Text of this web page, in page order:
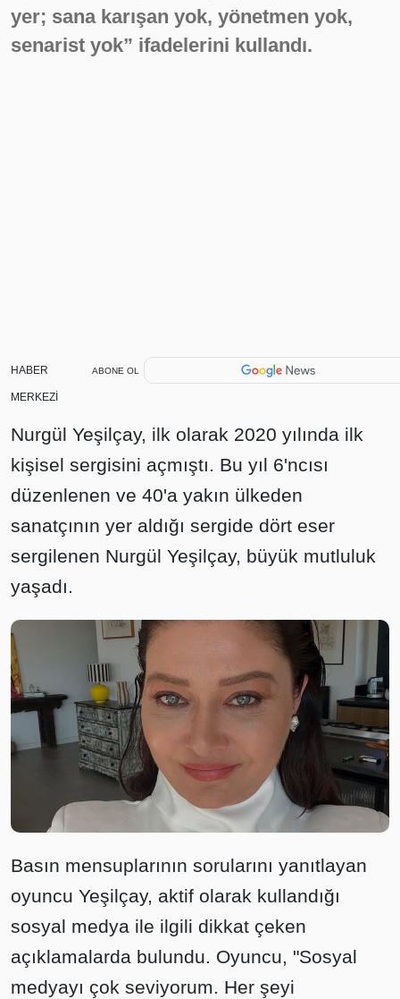
yer; sana karışan yok, yönetmen yok,
senarist yok” ifadelerini kullandı.
HABER
MERKEZİ
ABONE OL
Nurgül Yeşilçay, ilk olarak 2020 yılında ilk
kişisel sergisini açmıştı. Bu yıl 6'ncısı
düzenlenen ve 40'a yakın ülkeden
sanatçının yer aldığı sergide dört eser
sergilenen Nurgül Yeşilçay, büyük mutluluk
yaşadı.
Basın mensuplarının sorularını yanıtlayan
oyuncu Yeşilçay, aktif olarak kullandığı
sosyal medya ile ilgili dikkat çeken
açıklamalarda bulundu. Oyuncu, "Sosyal
medyayı çok seviyorum. Her şeyi